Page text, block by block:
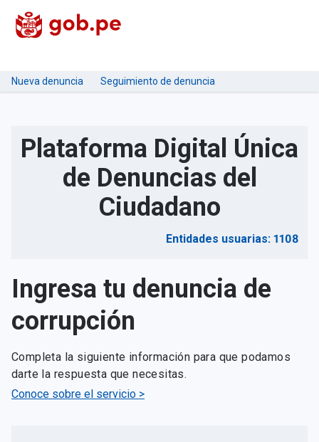
Nueva denuncia Seguimiento de denuncia
Plataforma Digital Única
de Denuncias del
Ciudadano
Entidades usuarias: 1108
Ingresa tu denuncia de
corrupción
Completa la siguiente información para que podamos
darte la respuesta que necesitas.
Conoce sobre el servicio >